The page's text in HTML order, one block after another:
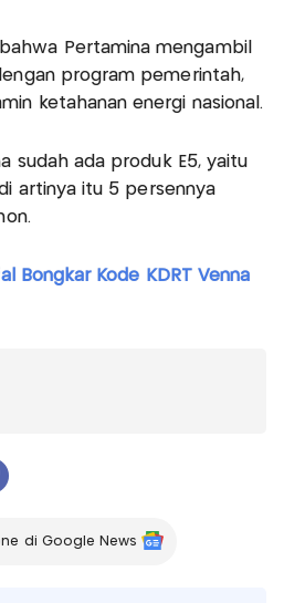
Pertamina mengambil
program pemerintah,
ketahanan energi nasional.
sudah ada produk E5, yaitu
artinya itu 5 persennya
Bongkar Kode KDRT Venna
di Google News